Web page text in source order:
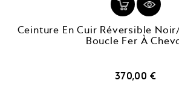
Ceinture En Cuir Réversible
Boucle Fer À
370,00 €Prix